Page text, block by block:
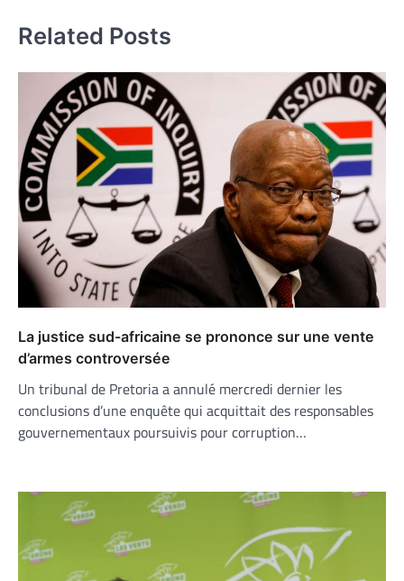
Related Posts
La justice sud-africaine se prononce sur une vente
d’armes controversée
Un tribunal de Pretoria a annulé mercredi dernier les
conclusions d’une enquête qui acquittait des responsables
gouvernementaux poursuivis pour corruption…